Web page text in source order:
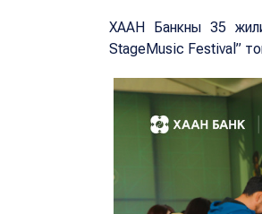
ХААН Банкны 35
StageMusic Festival”